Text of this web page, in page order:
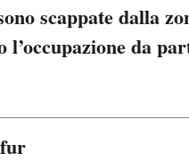
scappate dalla
da